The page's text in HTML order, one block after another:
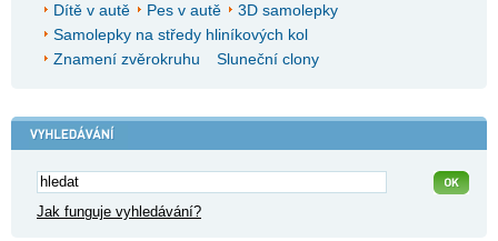
Dítě v autě
Pes v autě
3D samolepky
Samolepky na středy hliníkových kol
Znamení zvěrokruhu
Sluneční clony
Jak funguje vyhledávání?